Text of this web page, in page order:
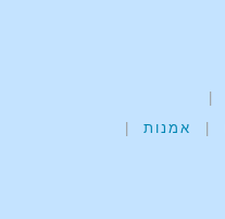
|
| אמנות |